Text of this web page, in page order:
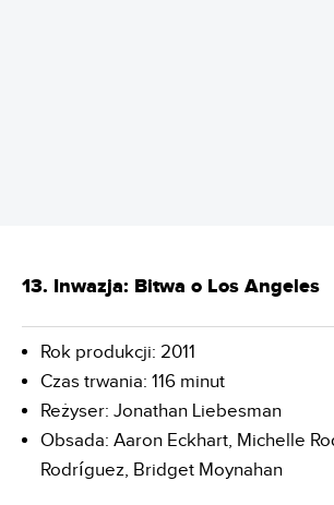
13. Inwazja: Bitwa o Los Angeles
Rok produkcji: 2011
Czas trwania: 116 minut
Reżyser: Jonathan Liebesman
Obsada: Aaron Eckhart, Michelle
Rodríguez, Bridget Moynahan